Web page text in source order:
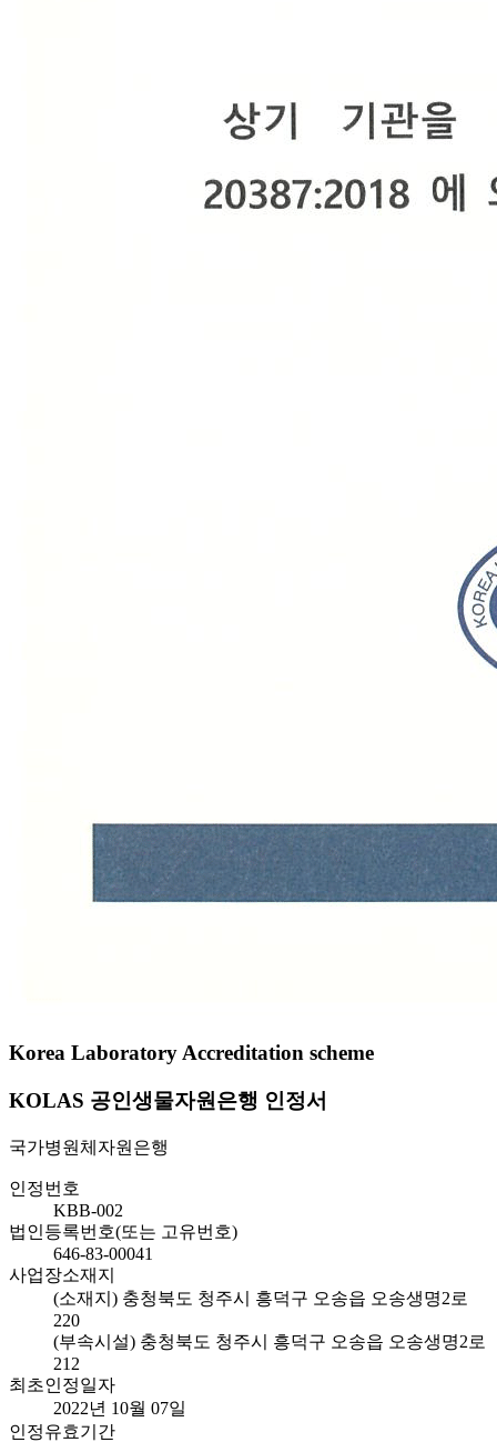
Korea Laboratory Accreditation scheme
KOLAS 공인생물자원은행 인정서
국가병원체자원은행
인정번호
KBB-002
법인등록번호(또는 고유번호)
646-83-00041
사업장소재지
(소재지) 충청북도 청주시 흥덕구 오송읍 오송생명2로
220
(부속시설) 충청북도 청주시 흥덕구 오송읍 오송생명2로
212
최초인정일자
2022년 10월 07일
인정유효기간